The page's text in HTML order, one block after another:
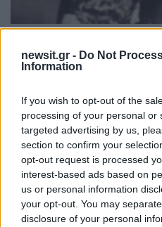
newsit.gr - Do Not
Information
If you wish to opt-out of the
processing of your personal or
targeted advertising by us,
section to confirm your
opt-out request is processed
interest-based ads based on
us or personal information
your opt-out. You may
disclosure of your personal
Μετά το πραξικόπημα
ακολούθησε τον